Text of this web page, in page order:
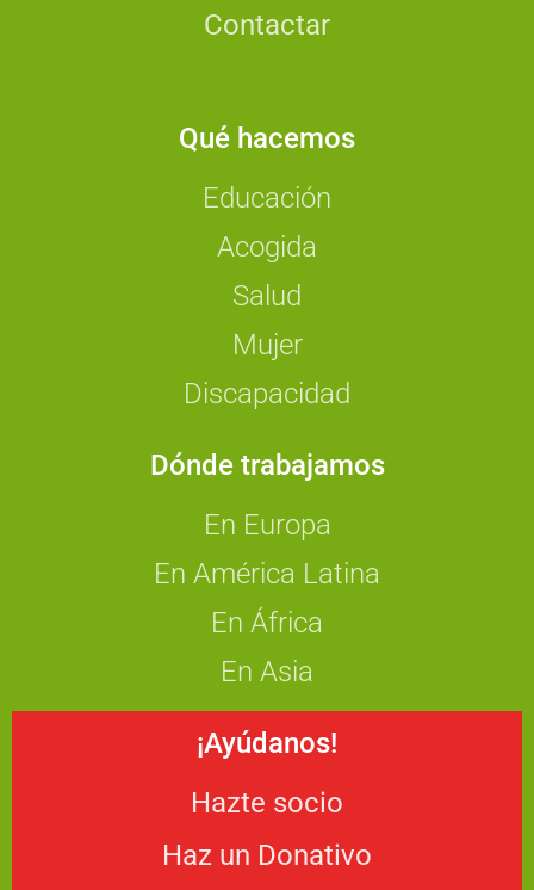
Contactar
Qué hacemos
Educación
Acogida
Salud
Mujer
Discapacidad
Dónde trabajamos
En Europa
En América Latina
En África
En Asia
¡Ayúdanos!
Hazte socio
Haz un Donativo